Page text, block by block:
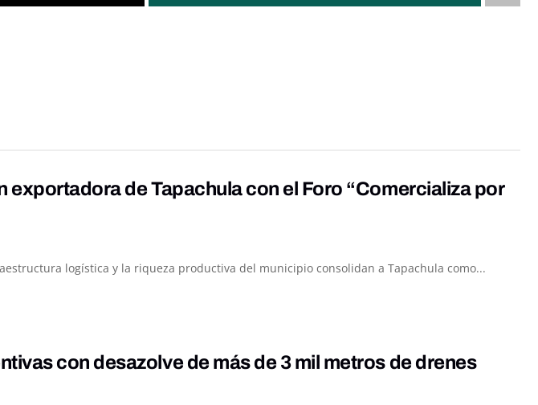
exportadora de Tapachula con el Foro “Comercializa por
logística y la riqueza productiva del municipio consolidan a Tapachula como...
con desazolve de más de 3 mil metros de drenes